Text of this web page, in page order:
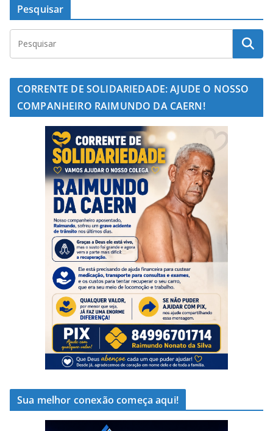
Pesquisar
CORRENTE DE SOLIDARIEDADE: AJUDE O NOSSO
COMPANHEIRO RAIMUNDO DA CAERN!
Sua melhor conexão começa aqui!